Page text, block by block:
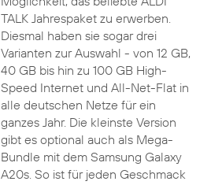
TALK Jahrespaket zu erwerben.
Diesmal haben sie sogar drei
Varianten zur Auswahl - von 12 GB,
40 GB bis hin zu 100 GB High-
Speed Internet und All-Net-Flat in
alle deutschen Netze für ein
ganzes Jahr. Die kleinste Version
gibt es optional auch als Mega-
Bundle mit dem Samsung Galaxy
A20s. So ist für jeden Geschmack